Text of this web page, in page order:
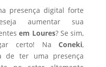
presença digital forte
aumentar sua
em Loures? Se sim,
certo! NaConeki,
de ter uma presença